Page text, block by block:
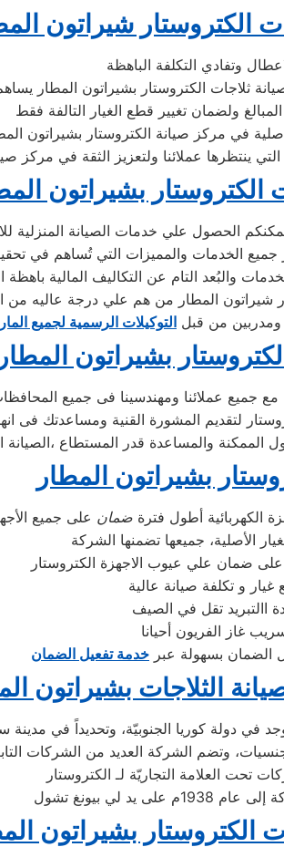
الكتروستار شيراتون
وتفادي التكلفة الباهظة
ثلاجات الكتروستار بشيراتون المطار
المبالغ ولضمان تغيير قطع الغيار التالفة فقط
الكتروستار بشيراتون
الحصول علي خدمات الصيانة المنزلية
جميع الخدمات والمميزات التي تُساهم في
شيراتون المطار من هم علي درجة عاليه من
ومدربين من قبل التوكيلات الرسمية لجميع
بشيراتون المطار
جميع عملائنا ومهندسينا فى جميع
لتقديم المشورة القنية ومساعدتك فى
والمساعدة قدر المستطاع ،الصيانة
بشيراتون المطار
الكهربائية أطول فترةضمان
الأصلية، جميعها تضمنها الشركة
ضمان علي عيوب الاجهزة الكتروستار
الضمان بسهولة عبر خدمة تفعيل الضمان
الثلاجات بشيراتون
الكتروستار بشيراتون